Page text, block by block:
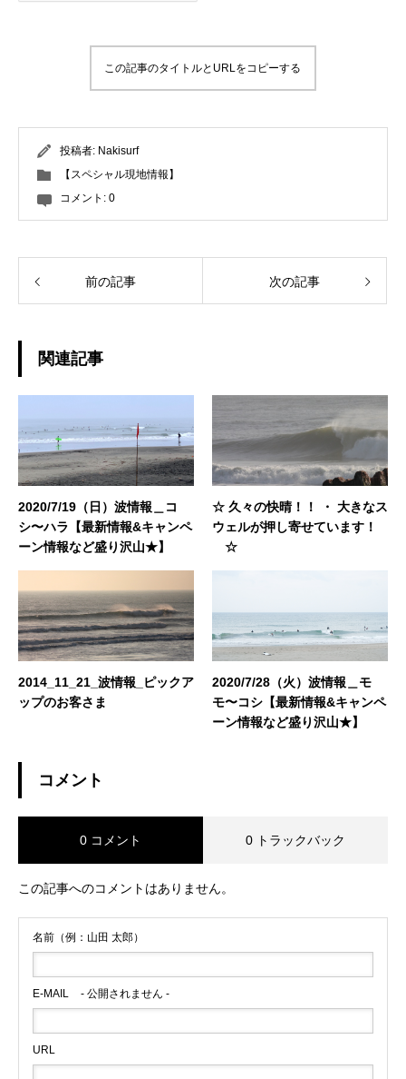
この記事のタイトルとURLをコピーする
投稿者: Nakisurf
【スペシャル現地情報】
コメント: 0
前の記事 次の記事
関連記事
2020/7/19（日）波情報＿コ
シ〜ハラ【最新情報&キャンペ
ーン情報など盛り沢山★】
☆ 久々の快晴！！ ・ 大きなス
ウェルが押し寄せています！
☆
2014_11_21_波情報_ピックア
ップのお客さま
2020/7/28（火）波情報＿モ
モ〜コシ【最新情報&キャンペ
ーン情報など盛り沢山★】
コメント
0 コメント 0 トラックバック
この記事へのコメントはありません。
名前（例：山田 太郎）
E-MAIL - 公開されません -
URL